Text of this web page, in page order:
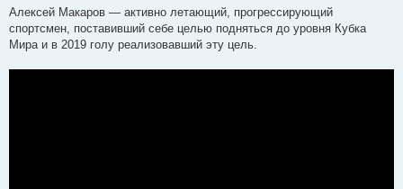
Алексей Макаров — активно летающий, прогрессирующий
спортсмен, поставивший себе целью подняться до уровня Кубка
Мира и в 2019 голу реализовавший эту цель.